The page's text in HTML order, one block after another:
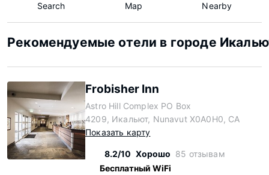
Search Map Nearby
Рекомендуемые отели в городе
Frobisher Inn
Astro Hill Complex PO Box
4209, Икальют, Nunavut X0A0H0, CA
Показать карту
8.2/10 Хорошо 85 отзывам
Бесплатный WiFi